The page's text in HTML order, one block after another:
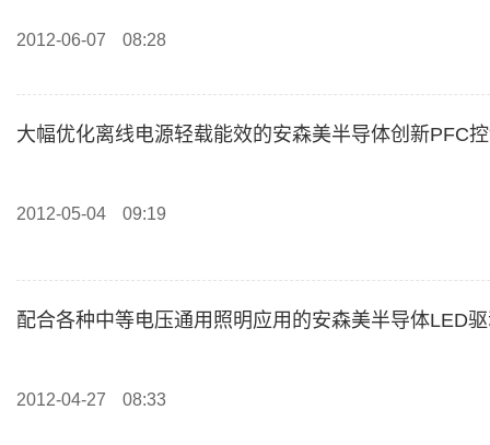
2012-06-07 08:28
大幅优化离线电源轻载能效的安森美半导体创新PFC
2012-05-04 09:19
配合各种中等电压通用照明应用的安森美半导体LED
2012-04-27 08:33